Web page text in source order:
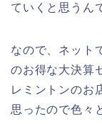
ていくと思うん
なので、ネット
のお得な大決算
レミントンのお
思ったので色々